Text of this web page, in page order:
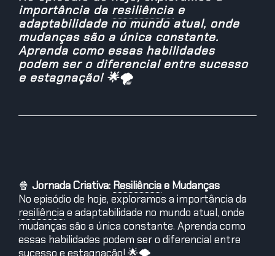
importância da resiliência e
adaptabilidade no mundo atual, onde
mudanças são a única constante.
Aprenda como essas habilidades
podem ser o diferencial entre sucesso
e estagnação! 🌟🌪️
🍿 Jornada Criativa: Resiliênciae Mudanças
No episódio de hoje, exploramos a importância da
resiliência e adaptabilidade no mundo atual, onde
mudanças são a única constante. Aprenda como
essas habilidades podem ser o diferencial entre
sucesso e estagnação! 🌟🌪️